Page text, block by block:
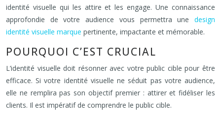
identité visuelle qui les attire et les engage. Une connaissance
approfondie de votre audience vous permettra une design
identité visuelle marque pertinente, impactante et mémorable.
POURQUOI C’EST CRUCIAL
L’identité visuelle doit résonner avec votre public cible pour être
efficace. Si votre identité visuelle ne séduit pas votre audience,
elle ne remplira pas son objectif premier : attirer et fidéliser les
clients. Il est impératif de comprendre le public cible.